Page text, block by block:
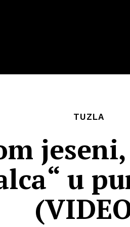
TUZLA
u